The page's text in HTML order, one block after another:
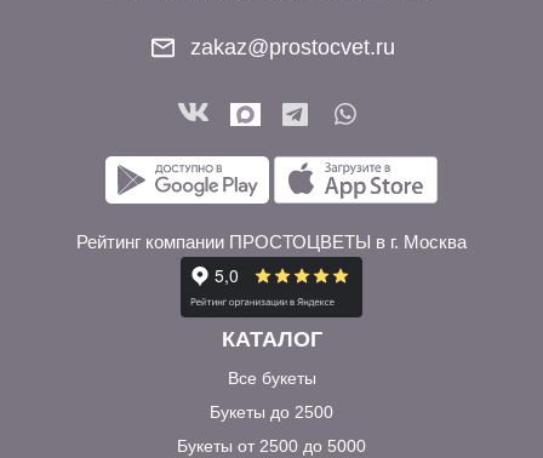
zakaz@prostocvet.ru
Рейтинг компании ПРОСТОЦВЕТЫ в г. Москва
КАТАЛОГ
Все букеты
Букеты до 2500
Букеты от 2500 до 5000